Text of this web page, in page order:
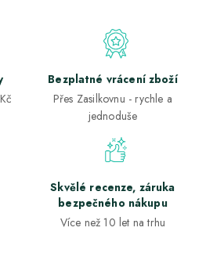
Bezplatné vrácení zboží
Přes Zasilkovnu - rychle a
jednoduše
Skvělé recenze, záruka
bezpečného nákupu
Více než 10 let na trhu